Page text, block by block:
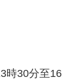
時30分至16